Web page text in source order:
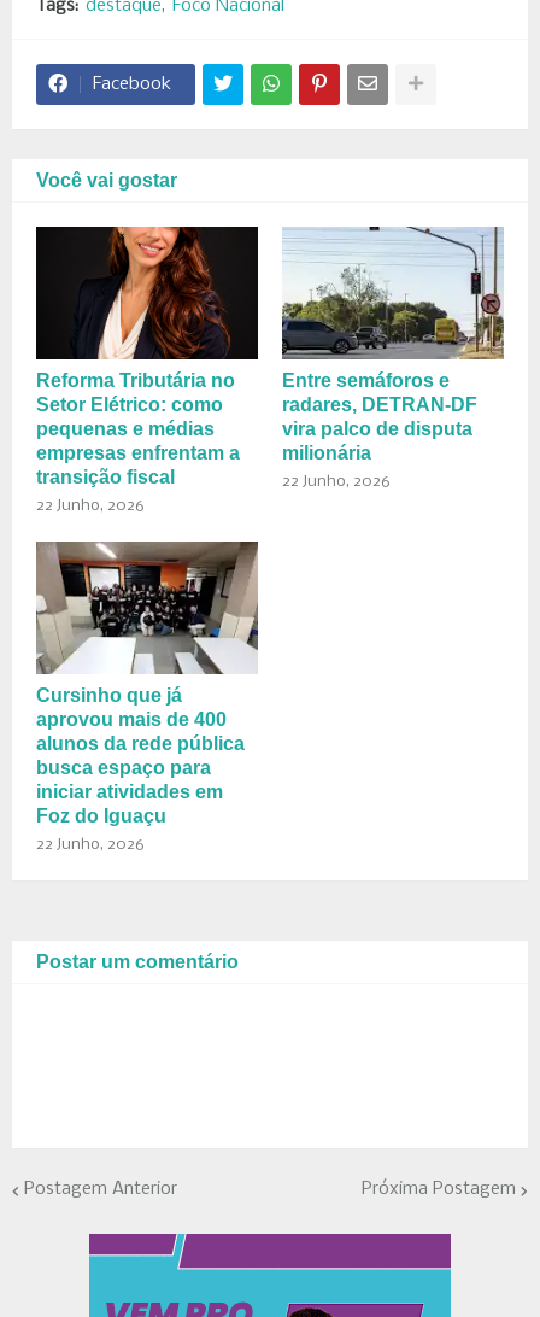
Tags: destaque Foco Nacional
Facebook
Você vai gostar
Reforma Tributária no
Setor Elétrico: como
pequenas e médias
empresas enfrentam a
transição fiscal
22 Junho, 2026
Entre semáforos e
radares, DETRAN-DF
vira palco de disputa
milionária
22 Junho, 2026
Cursinho que já
aprovou mais de 400
alunos da rede pública
busca espaço para
iniciar atividades em
Foz do Iguaçu
22 Junho, 2026
Postar um comentário
Postagem Anterior Próxima Postagem